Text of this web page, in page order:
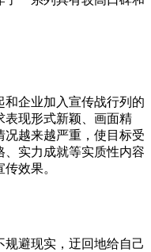
企业加入宣传战行列的
表现形式新颖、画面精
况越来越严重，使目标受
实力成就等实质性内容
效果。
避现实，迂回地给自己